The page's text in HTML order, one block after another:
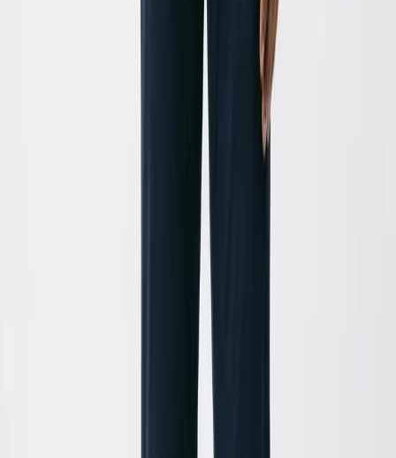
Posso usar os vídeos animados para as minhas redes sociais?
Sim, absolutamente. A ferramenta permite-lhe escolher
a proporção de ecrã ideal para cada plataforma, como
9:16 para TikTok e Instagram Reels, 1:1 para posts no
feed do Instagram, ou 16:9 para o YouTube. Os vídeos
são otimizados para maximizar o envolvimento nestas
Tenho outra questão. Como posso obter ajuda?
Estamos aqui para ajudar! Se tiver qualquer outra
questão sobre o Animador de Imagem IA ou outra
funcionalidade do Revid.AI, por favor, entre em
contacto com a nossa equipa de suporte através do
. Responderemos o mais breve